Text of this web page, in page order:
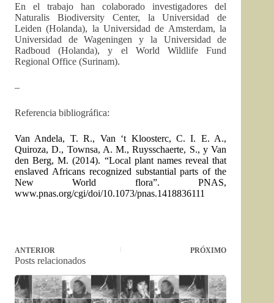
En el trabajo han colaborado investigadores del
Naturalis Biodiversity Center, la Universidad de
Leiden (Holanda), la Universidad de Amsterdam, la
Universidad de Wageningen y la Universidad de
Radboud (Holanda), y el World Wildlife Fund
Regional Office (Surinam).
–
Referencia bibliográfica:
Van Andela, T. R., Van ‘t Kloosterc, C. I. E. A.,
Quiroza, D., Townsa, A. M., Ruysschaerte, S., y Van
den Berg, M. (2014). “Local plant names reveal that
enslaved Africans recognized substantial parts of the
New World flora”. PNAS,
www.pnas.org/cgi/doi/10.1073/pnas.1418836111
ANTERIOR PRÓXIMO
Posts relacionados